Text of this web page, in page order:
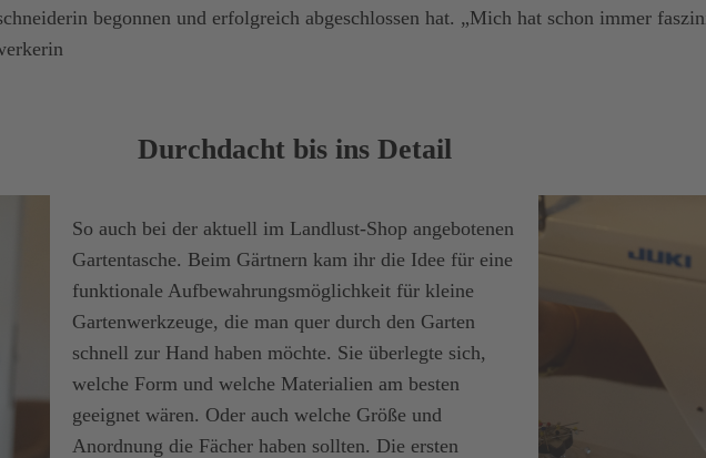
begonnen und erfolgreich abgeschlossen hat. „Mich hat schon immer
Durchdacht bis ins Detail
So auch bei der aktuell im Landlust-Shop angebotenen
Gartentasche. Beim Gärtnern kam ihr die Idee für eine
funktionale Aufbewahrungsmöglichkeit für kleine
Gartenwerkzeuge, die man quer durch den Garten
schnell zur Hand haben möchte. Sie überlegte sich,
welche Form und welche Materialien am besten
geeignet wären. Oder auch welche Größe und
Anordnung die Fächer haben sollten. Die ersten